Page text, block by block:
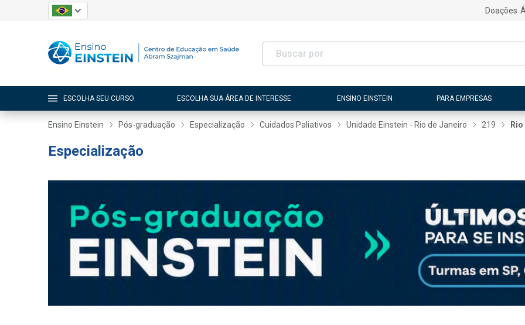
Doações
ESCOLHA SEU CURSO ESCOLHA SUA ÁREA DE INTERESSE ENSINO EINSTEIN PARA EMPRESAS
Ensino Einstein Pós-graduação Especialização Cuidados Paliativos Unidade Einstein - Rio de Janeiro 219
Especialização